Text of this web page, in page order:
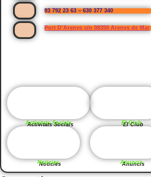
93 792 23 63 – 630 377 340
Port D’Arenys s/n 08350 Arenys de Mar
Activitats Socials El Club
Noticies Anuncis